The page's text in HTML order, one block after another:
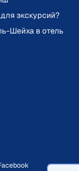
экскурсий?
Шейха в отель